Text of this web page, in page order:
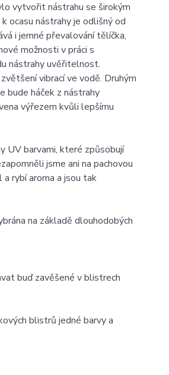
vytvořit nástrahu se širokým
ocasu nástrahy je odlišný od
i jemné převalování tělíčka,
možnosti v práci s
nástrahy uvěřitelnost.
vibrací ve vodě. Druhým
bude háček z nástrahy
výřezem kvůli lepšímu
UV barvami, které způsobují
jsme ani na pachovou
rybí aroma a jsou tak
na základě dlouhodobých
buď zavěšené v blistrech
blistrů jedné barvy a